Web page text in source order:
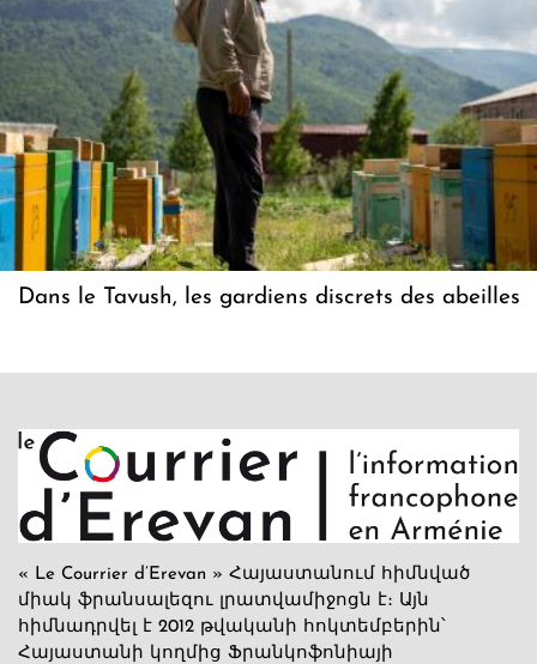
Dans le Tavush, les gardiens discrets des abeilles
« Le Courrier d’Erevan » Հայաստանում հիմնված
միակ ֆրանսալեզու լրատվամիջոցն է։ Այն
հիմնադրվել է 2012 թվականի հոկտեմբերին՝
Հայաստանի կողմից Ֆրանկոֆոնիայի